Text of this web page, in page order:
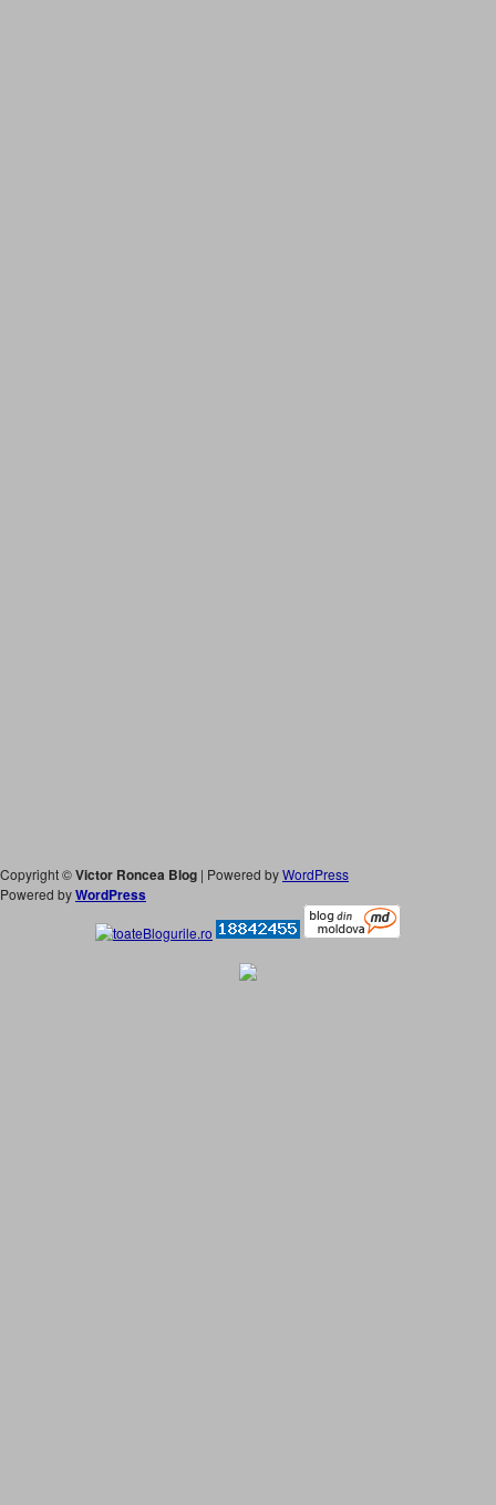
Copyright ©Victor Roncea Blog | Powered byWordPress
Powered byWordPress